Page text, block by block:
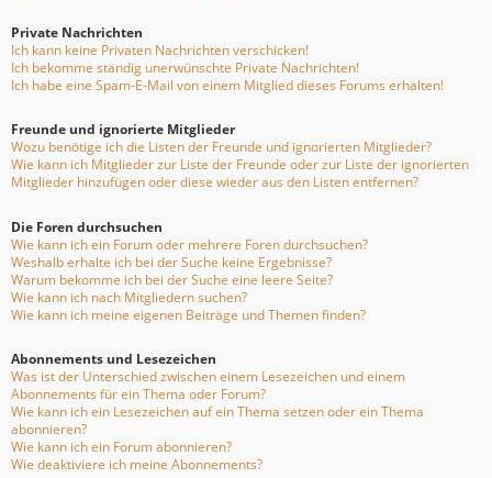
Private Nachrichten
Ich kann keine Privaten Nachrichten verschicken!
Ich bekomme ständig unerwünschte Private Nachrichten!
Ich habe eine Spam-E-Mail von einem Mitglied dieses Forums erhalten!
Freunde und ignorierte Mitglieder
Wozu benötige ich die Listen der Freunde und ignorierten Mitglieder?
Wie kann ich Mitglieder zur Liste der Freunde oder zur Liste der ignorierten
Mitglieder hinzufügen oder diese wieder aus den Listen entfernen?
Die Foren durchsuchen
Wie kann ich ein Forum oder mehrere Foren durchsuchen?
Weshalb erhalte ich bei der Suche keine Ergebnisse?
Warum bekomme ich bei der Suche eine leere Seite?
Wie kann ich nach Mitgliedern suchen?
Wie kann ich meine eigenen Beiträge und Themen finden?
Abonnements und Lesezeichen
Was ist der Unterschied zwischen einem Lesezeichen und einem
Abonnements für ein Thema oder Forum?
Wie kann ich ein Lesezeichen auf ein Thema setzen oder ein Thema
abonnieren?
Wie kann ich ein Forum abonnieren?
Wie deaktiviere ich meine Abonnements?